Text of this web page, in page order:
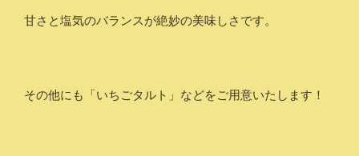
甘さと塩気のバランスが絶妙の美味しさです。
その他にも「いちごタルト」などをご用意いたします！